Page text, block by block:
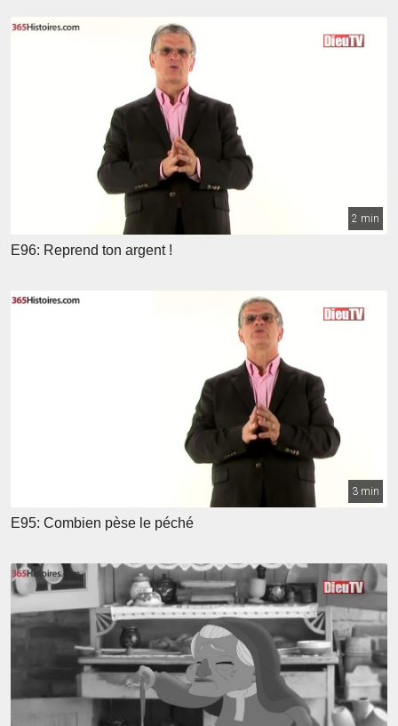
2 min
E96: Reprend ton argent !
3 min
E95: Combien pèse le péché